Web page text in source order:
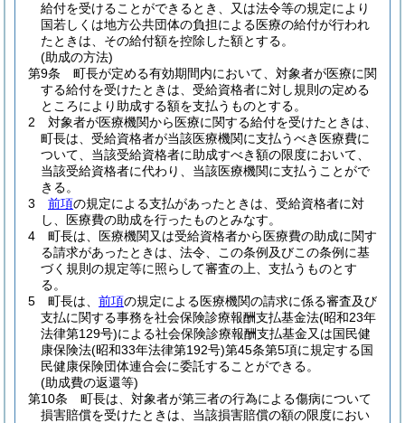
給付を受けることができるとき、又は法令等の規定により
国若しくは地方公共団体の負担による医療の給付が行われ
たときは、その給付額を控除した額とする。
(助成の方法)
第9条
町長が定める有効期間内において、対象者が医療に関
する給付を受けたときは、受給資格者に対し規則の定める
ところにより助成する額を支払うものとする。
2
対象者が医療機関から医療に関する給付を受けたときは、
町長は、受給資格者が当該医療機関に支払うべき医療費に
ついて、当該受給資格者に助成すべき額の限度において、
当該受給資格者に代わり、当該医療機関に支払うことがで
きる。
3
前項の規定による支払があったときは、受給資格者に対
し、医療費の助成を行ったものとみなす。
4
町長は、医療機関又は受給資格者から医療費の助成に関す
る請求があったときは、法令、この条例及びこの条例に基
づく規則の規定等に照らして審査の上、支払うものとす
る。
5
町長は、 前項の規定による医療機関の請求に係る審査及び
支払に関する事務を社会保険診療報酬支払基金法(昭和23年
法律第129号)による社会保険診療報酬支払基金又は国民健
康保険法(昭和33年法律第192号)第45条第5項に規定する国
民健康保険団体連合会に委託することができる。
(助成費の返還等)
第10条
町長は、対象者が第三者の行為による傷病について
損害賠償を受けたときは、当該損害賠償の額の限度におい